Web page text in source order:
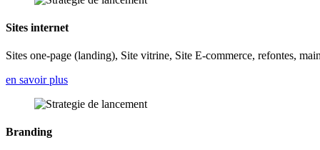
Sites internet
Sites one-page (landing), Site vitrine, Site E-commerce, refontes,
en savoir plus
Branding